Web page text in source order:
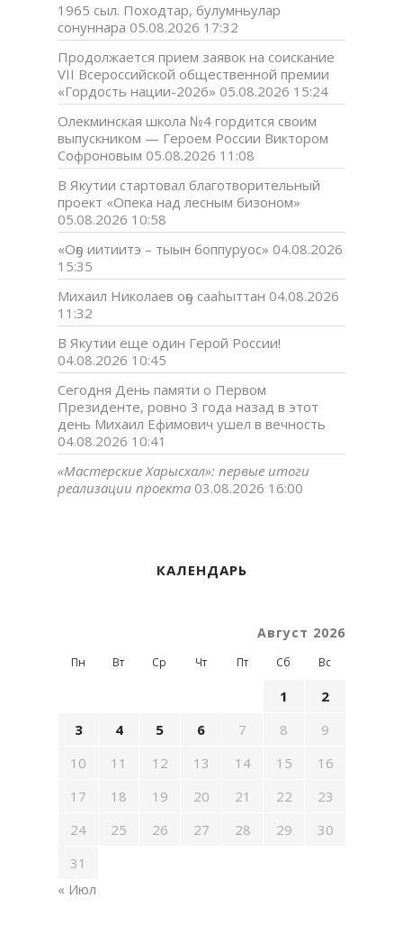
1965 сыл. Походтар, булумньулар
сонуннара 05.08.2026 17:32
Продолжается прием заявок на соискание
VII Всероссийской общественной премии
«Гордость нации-2026» 05.08.2026 15:24
Олекминская школа №4 гордится своим
выпускником — Героем России Виктором
Софроновым 05.08.2026 11:08
В Якутии стартовал благотворительный
проект «Опека над лесным бизоном»
05.08.2026 10:58
«Оҕо иитиитэ – тыын боппуруос» 04.08.2026
15:35
Михаил Николаев оҕо сааһыттан 04.08.2026
11:32
В Якутии еще один Герой России!
04.08.2026 10:45
Сегодня День памяти о Первом
Президенте, ровно 3 года назад в этот
день Михаил Ефимович ушел в вечность
04.08.2026 10:41
«Мастерские Харысхал»: первые итоги
реализации проекта 03.08.2026 16:00
КАЛЕНДАРЬ
Август 2026
Пн Вт Ср Чт Пт Сб Вс
1
2
3
4 5 6 7 8
9
10
11 12 13 14 15
16
17
18 19 20 21 22
23
24
25 26 27 28 29
30
31
« Июл